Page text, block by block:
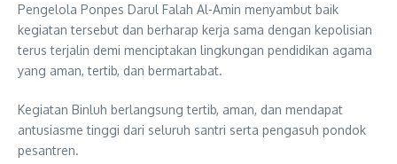
Pengelola Ponpes Darul Falah Al-Amin menyambut baik
kegiatan tersebut dan berharap kerja sama dengan kepolisian
terus terjalin demi menciptakan lingkungan pendidikan agama
yang aman, tertib, dan bermartabat.
Kegiatan Binluh berlangsung tertib, aman, dan mendapat
antusiasme tinggi dari seluruh santri serta pengasuh pondok
pesantren.